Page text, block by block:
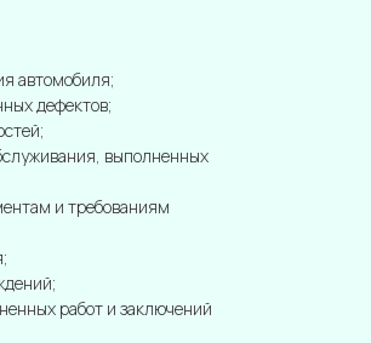
автомобиля;
дефектов;
выполненных
и требованиям
работ и заключений